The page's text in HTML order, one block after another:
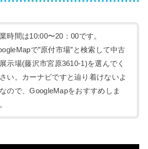
時間は10:00〜20：00です。
で”原付市場”と検索して中古
示場(藤沢市宮原3610-1)を選んでく
い。カーナビですと辿り着けないよ
ので、GoogleMapをおすすめしま